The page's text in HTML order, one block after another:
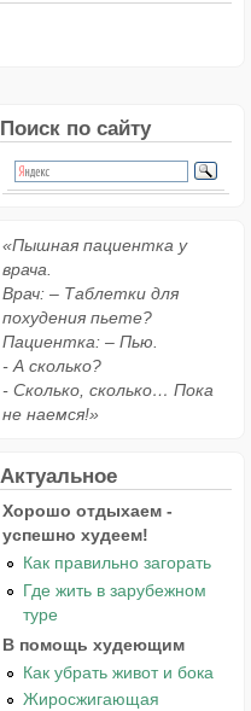
Поиск по сайту
«Пышная пациентка у
врача.
Врач: – Таблетки для
похудения пьете?
Пациентка: – Пью.
- А сколько?
- Сколько, сколько… Пока
не наемся!»
Актуальное
Хорошо отдыхаем -
успешно худеем!
Как правильно загорать
Где жить в зарубежном
туре
В помощь худеющим
Как убрать живот и бока
Жиросжигающая